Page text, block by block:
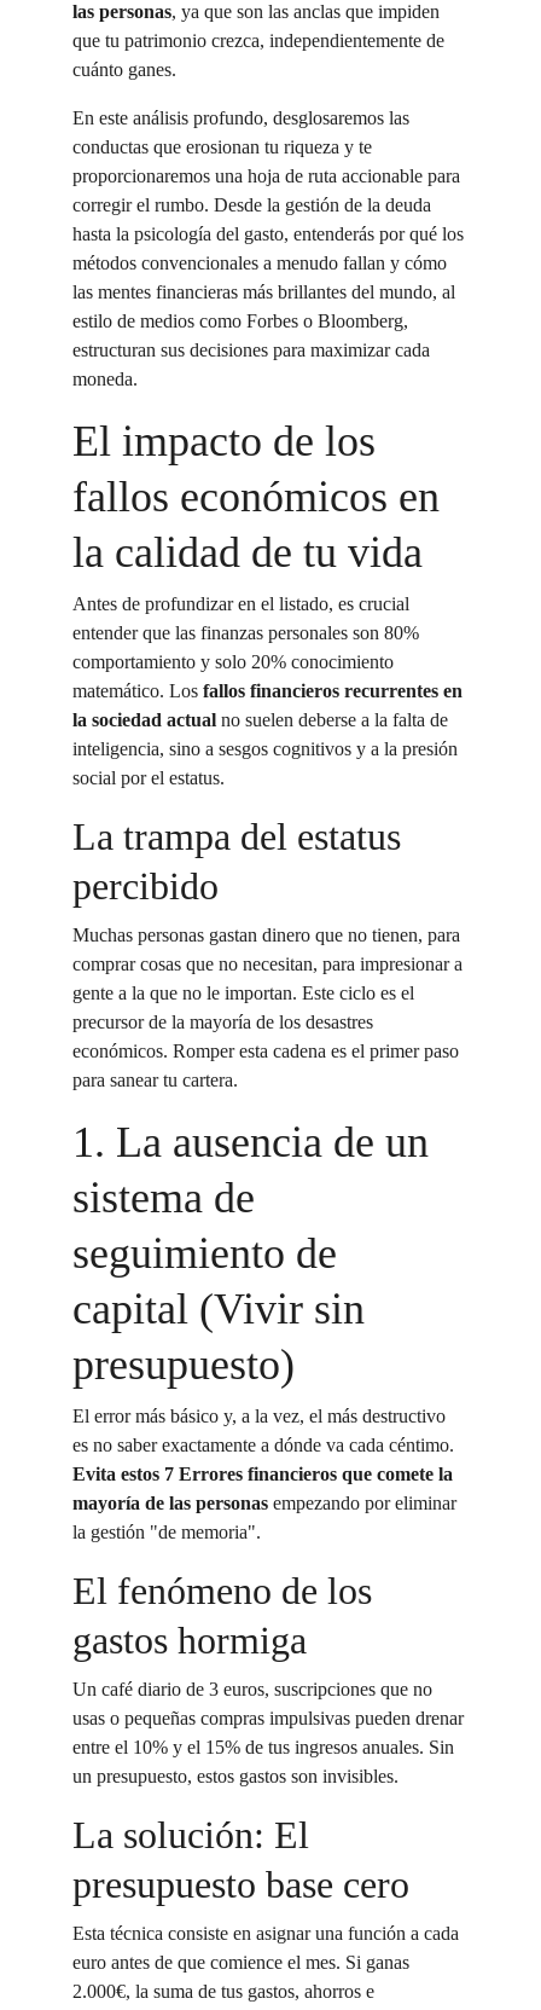
las personas, ya que son las anclas que impiden
que tu patrimonio crezca, independientemente de
cuánto ganes.
En este análisis profundo, desglosaremos las
conductas que erosionan tu riqueza y te
proporcionaremos una hoja de ruta accionable para
corregir el rumbo. Desde la gestión de la deuda
hasta la psicología del gasto, entenderás por qué los
métodos convencionales a menudo fallan y cómo
las mentes financieras más brillantes del mundo, al
estilo de medios como Forbes o Bloomberg,
estructuran sus decisiones para maximizar cada
moneda.
El impacto de los
fallos económicos en
la calidad de tu vida
Antes de profundizar en el listado, es crucial
entender que las finanzas personales son 80%
comportamiento y solo 20% conocimiento
matemático. Los fallos financieros recurrentes en
la sociedad actual no suelen deberse a la falta de
inteligencia, sino a sesgos cognitivos y a la presión
social por el estatus.
La trampa del estatus
percibido
Muchas personas gastan dinero que no tienen, para
comprar cosas que no necesitan, para impresionar a
gente a la que no le importan. Este ciclo es el
precursor de la mayoría de los desastres
económicos. Romper esta cadena es el primer paso
para sanear tu cartera.
1. La ausencia de un
sistema de
seguimiento de
capital (Vivir sin
presupuesto)
El error más básico y, a la vez, el más destructivo
es no saber exactamente a dónde va cada céntimo.
Evita estos 7 Errores financieros que comete la
mayoría de las personas empezando por eliminar
la gestión "de memoria".
El fenómeno de los
gastos hormiga
Un café diario de 3 euros, suscripciones que no
usas o pequeñas compras impulsivas pueden drenar
entre el 10% y el 15% de tus ingresos anuales. Sin
un presupuesto, estos gastos son invisibles.
La solución: El
presupuesto base cero
Esta técnica consiste en asignar una función a cada
euro antes de que comience el mes. Si ganas
2.000€, la suma de tus gastos, ahorros e